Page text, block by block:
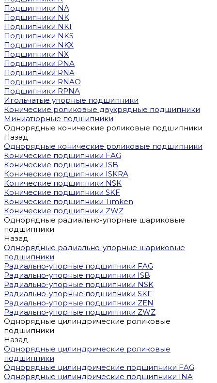
Подшипники NA
Подшипники NK
Подшипники NKI
Подшипники NKS
Подшипники NKX
Подшипники NX
Подшипники PNA
Подшипники RNA
Подшипники RNAO
Подшипники RPNA
Игольчатые упорные подшипники
Конические роликовые двухрядные подшипники
Миниатюрные подшипники
Однорядные конические роликовые подшипники
Назад
Однорядные конические роликовые подшипники
Конические подшипники FAG
Конические подшипники ISB
Конические подшипники ISKRA
Конические подшипники NSK
Конические подшипники SKF
Конические подшипники Timken
Конические подшипники ZWZ
Однорядные радиально-упорные шариковые
подшипники
Назад
Однорядные радиально-упорные шариковые
подшипники
Радиально-упорные подшипники FAG
Радиально-упорные подшипники ISB
Радиально-упорные подшипники NSK
Радиально-упорные подшипники SKF
Радиально-упорные подшипники ZEN
Радиально-упорные подшипники ZWZ
Однорядные цилиндрические роликовые
подшипники
Назад
Однорядные цилиндрические роликовые
подшипники
Однорядные цилиндрические подшипники FAG
Однорядные цилиндрические подшипники INA